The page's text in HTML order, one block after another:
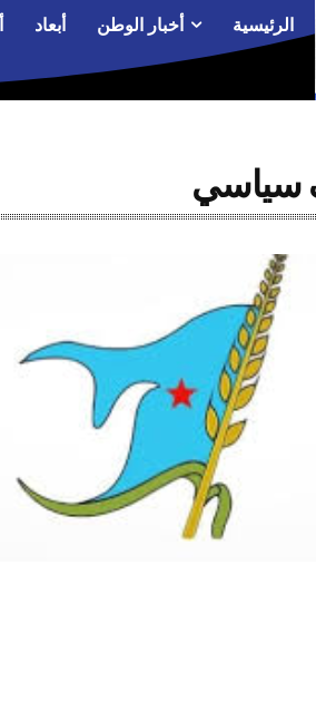
الرئيسية أخبار الوطن أبعاد
سياسي